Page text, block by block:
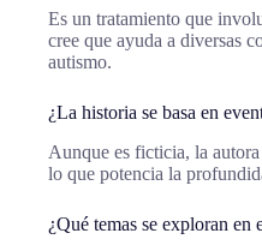
Es un tratamiento que
cree que ayuda a diversas
autismo.
¿La historia se basa en
Aunque es ficticia, la autora
lo que potencia la
¿Qué temas se exploran en